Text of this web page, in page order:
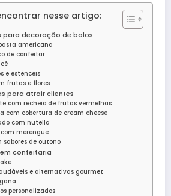
nesse artigo:
para decoração de bolos
americana
de confeitar
e estênceis
frutas e flores
para atrair clientes
com recheio de frutas vermelhas
com cobertura de cream cheese
com nutella
merengue
sabores de outono
confeitaria
e alternativas gourmet
personalizados